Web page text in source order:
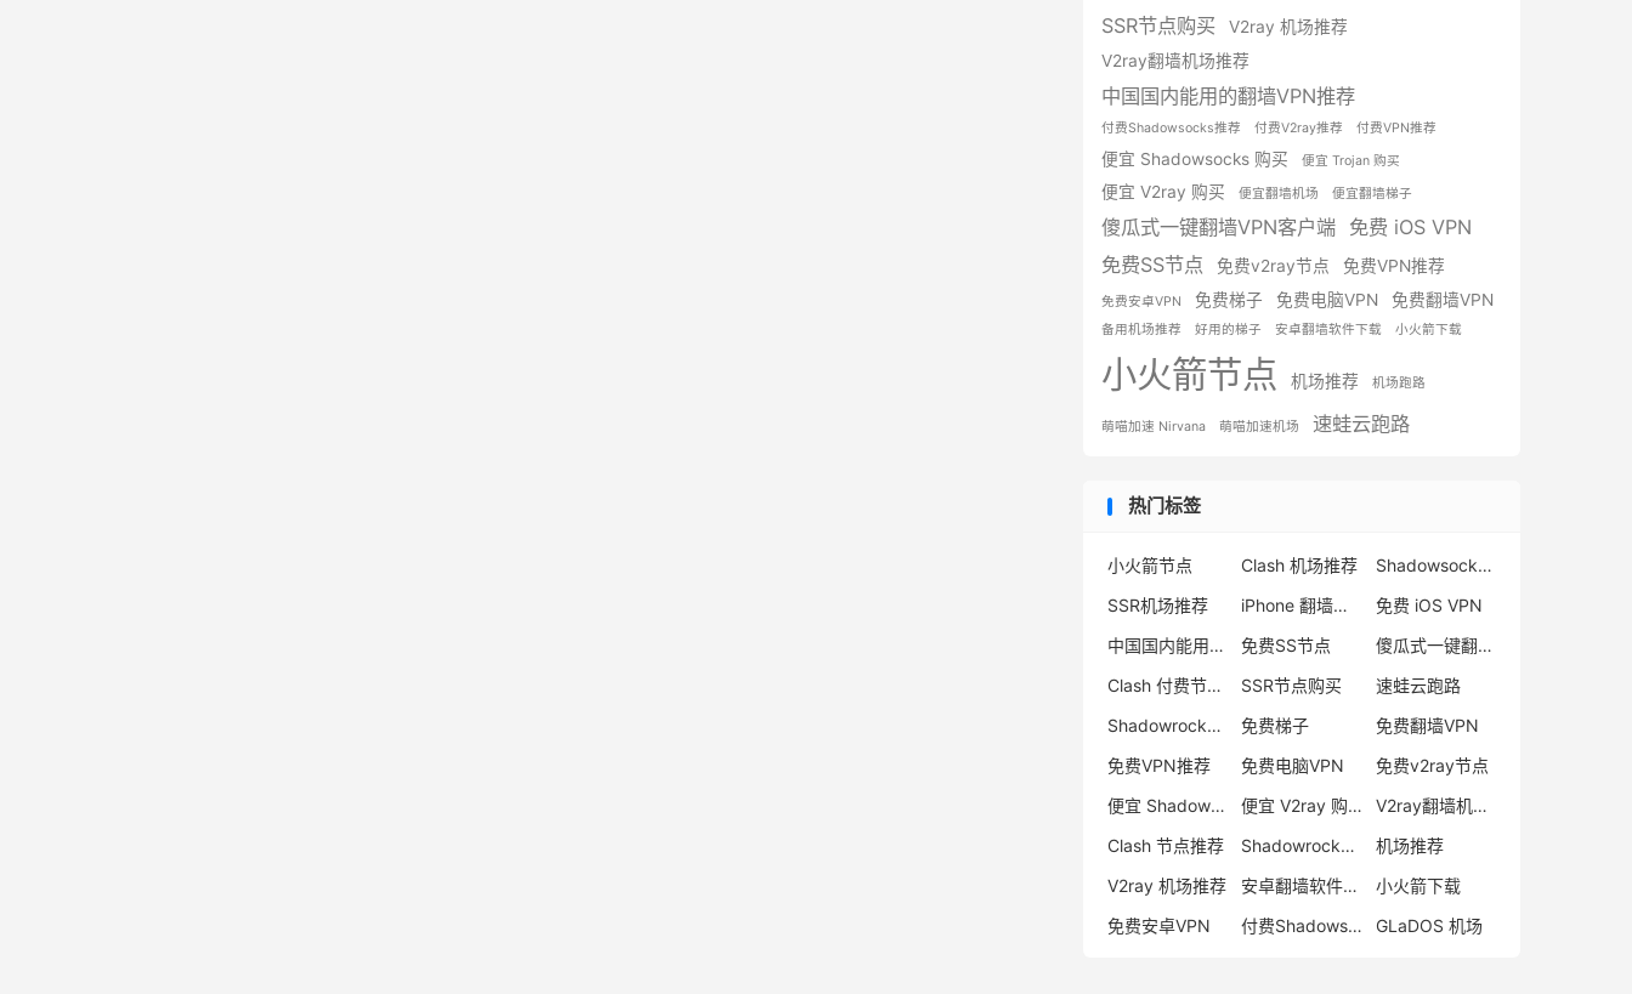
SSR节点购买
V2ray 机场推荐
V2ray翻墙机场推荐
中国国内能用的翻墙VPN推荐
付费Shadowsocks推荐 付费V2ray推荐 付费VPN推荐
便宜 Shadowsocks 购买 便宜 Trojan 购买
便宜 V2ray 购买 便宜翻墙机场 便宜翻墙梯子
傻瓜式一键翻墙VPN客户端 免费 iOS VPN
免费SS节点
免费v2ray节点 免费VPN推荐
免费安卓VPN 免费梯子 免费电脑VPN 免费翻墙VPN
备用机场推荐 好用的梯子 安卓翻墙软件下载 小火箭下载
小火箭节点 机场推荐 机场跑路
萌喵加速 Nirvana 萌喵加速机场 速蛙云跑路
热门标签
小火箭节点 Clash 机场推荐
Shadowsocks 付费节点
SSR机场推荐
iPhone 翻墙代理软件
免费 iOS VPN
中国国内能用的翻墙VPN推荐
免费SS节点
傻瓜式一键翻墙VPN客户端
Clash 付费节点购买
SSR节点购买
速蛙云跑路
Shadowrocket 地址
免费梯子
免费翻墙VPN
免费VPN推荐
免费电脑VPN
免费v2ray节点
便宜 Shadowsocks 购买
便宜 V2ray 购买
V2ray翻墙机场推荐
Clash 节点推荐
Shadowrocket 付费节点
机场推荐
V2ray 机场推荐
安卓翻墙软件下载
小火箭下载
免费安卓VPN
付费Shadowsocks推荐 GLaDOS 机场